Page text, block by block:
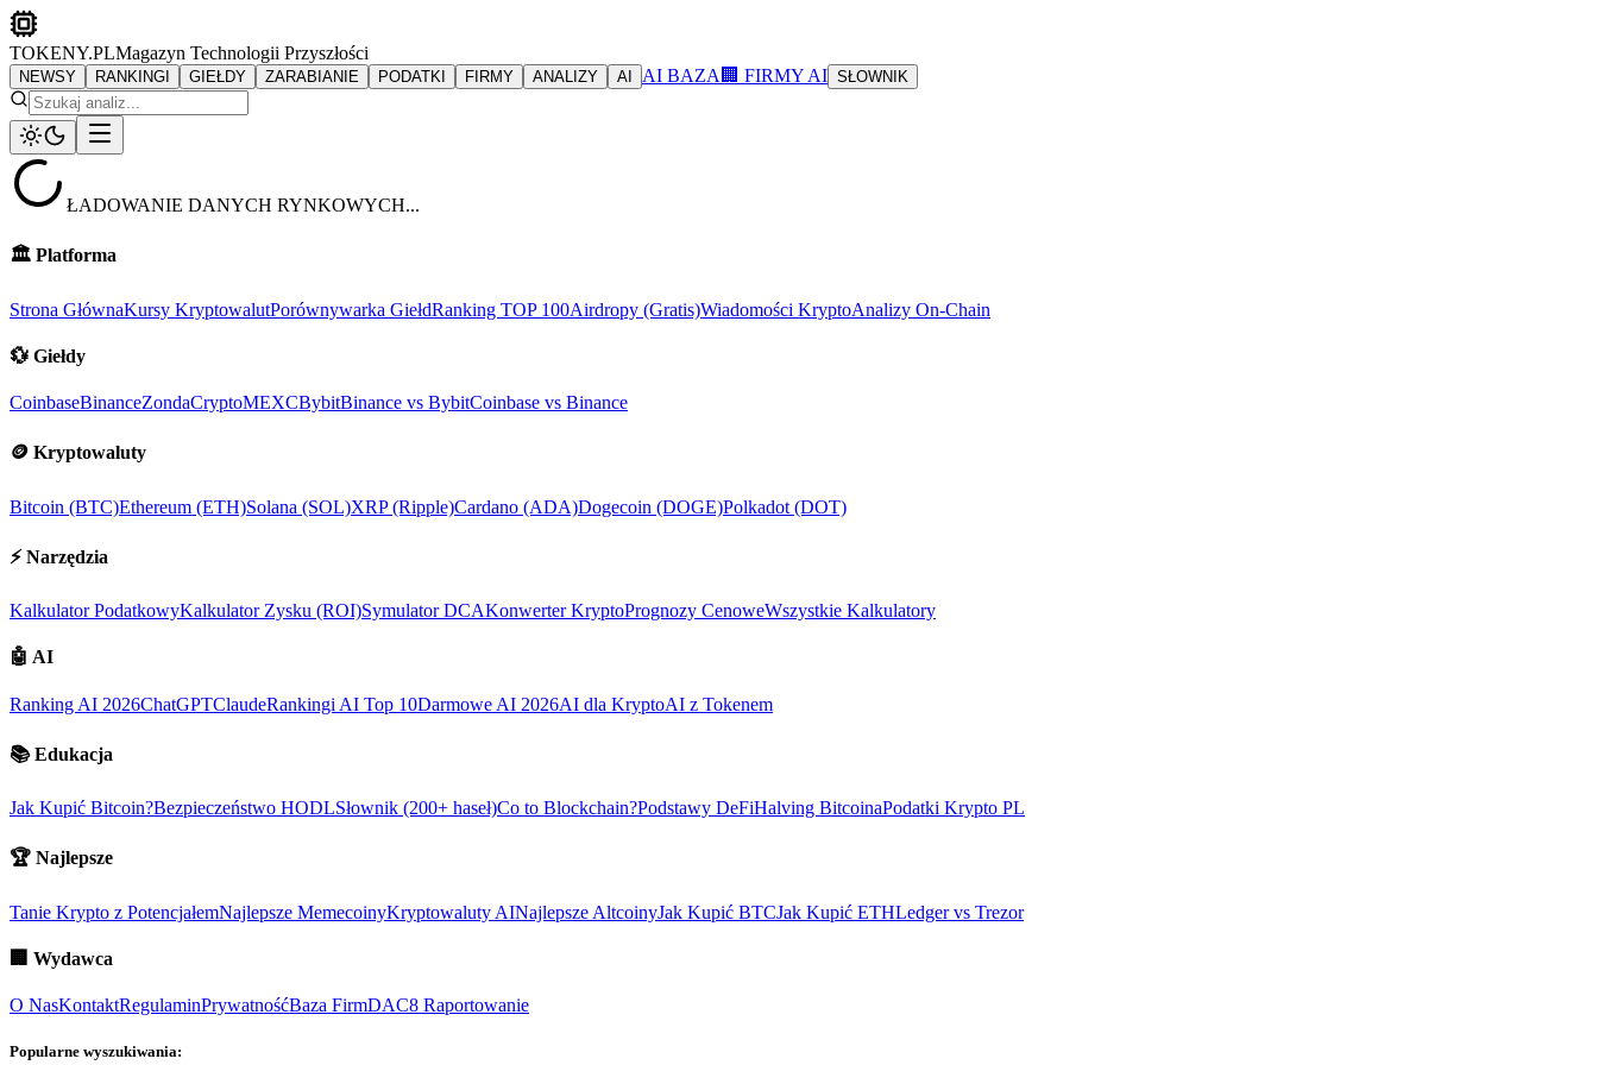
TOKENY.PLMagazyn Technologii Przyszłości
NEWSY RANKINGI GIEŁDY ZARABIANIE PODATKI FIRMY ANALIZY AI AI BAZA 🏢 FIRMY AI SŁOWNIK
ŁADOWANIE DANYCH RYNKOWYCH...
🏛️ Platforma
Strona GłównaKursy KryptowalutPorównywarka GiełdRanking TOP 100Airdropy (Gratis)Wiadomości KryptoAnalizy On-Chain
💱 Giełdy
CoinbaseBinanceZondaCryptoMEXCBybitBinance vs BybitCoinbase vs Binance
🪙 Kryptowaluty
Bitcoin (BTC)Ethereum (ETH)Solana (SOL)XRP (Ripple)Cardano (ADA)Dogecoin (DOGE)Polkadot (DOT)
⚡ Narzędzia
Kalkulator PodatkowyKalkulator Zysku (ROI)Symulator DCAKonwerter KryptoPrognozy CenoweWszystkie Kalkulatory
🤖 AI
Ranking AI 2026ChatGPTClaudeRankingi AI Top 10Darmowe AI 2026AI dla KryptoAI z Tokenem
📚 Edukacja
Jak Kupić Bitcoin?Bezpieczeństwo HODLSłownik (200+ haseł)Co to Blockchain?Podstawy DeFiHalving BitcoinaPodatki Krypto PL
🏆 Najlepsze
Tanie Krypto z PotencjałemNajlepsze MemecoinyKryptowaluty AINajlepsze AltcoinyJak Kupić BTCJak Kupić ETHLedger vs Trezor
🏢 Wydawca
O NasKontaktRegulaminPrywatnośćBaza FirmDAC8 Raportowanie
Popularne wyszukiwania: